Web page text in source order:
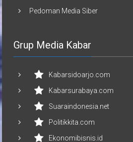
Pedoman Media Siber
Grup Media Kabar
Kabarsidoarjo.com
Kabarsurabaya.com
Suaraindonesia.net
Politikkita.com
Ekonomibisnis.id